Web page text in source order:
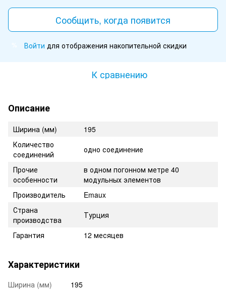
Сообщить, когда появится
Войти для отображения накопительной скидки
К сравнению
Описание
Ширина (мм)
195
Количество
соединений
одно соединение
Прочие
особенности
в одном погонном метре 40
модульных элементов
Производитель
Emaux
Страна
производства
Турция
Гарантия
12 месяцев
Характеристики
Ширина (мм)
195